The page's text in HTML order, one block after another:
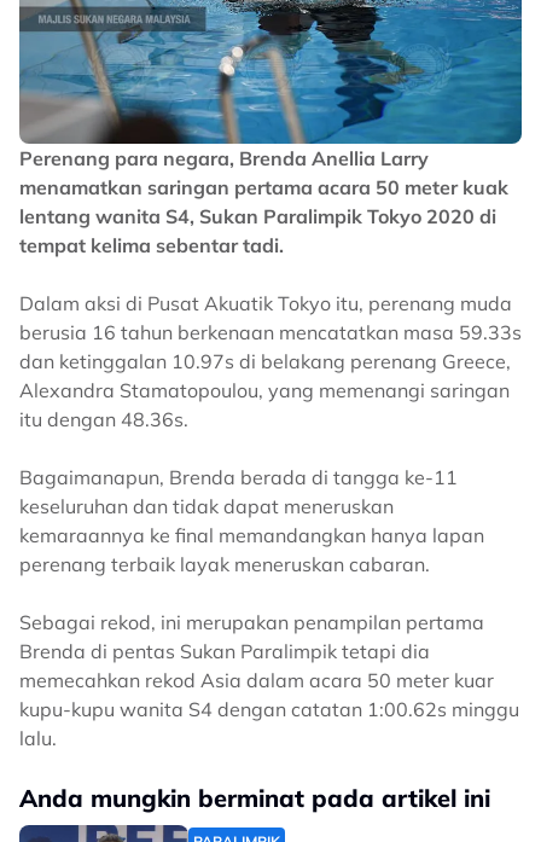
Perenang para negara, Brenda Anellia Larry
menamatkan saringan pertama acara 50 meter kuak
lentang wanita S4, Sukan Paralimpik Tokyo 2020 di
tempat kelima sebentar tadi.
Dalam aksi di Pusat Akuatik Tokyo itu, perenang muda
berusia 16 tahun berkenaan mencatatkan masa 59.33s
dan ketinggalan 10.97s di belakang perenang Greece,
Alexandra Stamatopoulou, yang memenangi saringan
itu dengan 48.36s.
Bagaimanapun, Brenda berada di tangga ke-11
keseluruhan dan tidak dapat meneruskan
kemaraannya ke final memandangkan hanya lapan
perenang terbaik layak meneruskan cabaran.
Sebagai rekod, ini merupakan penampilan pertama
Brenda di pentas Sukan Paralimpik tetapi dia
memecahkan rekod Asia dalam acara 50 meter kuar
kupu-kupu wanita S4 dengan catatan 1:00.62s minggu
lalu.
Anda mungkin berminat pada artikel ini